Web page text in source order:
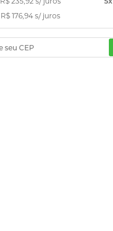
R$ 176,94s/ juros